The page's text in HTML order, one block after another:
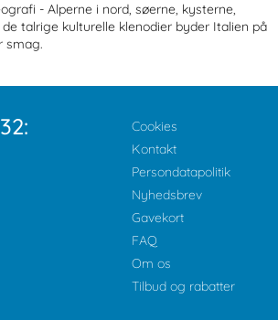
- Alperne i nord, søerne, kysterne,
talrige kulturelle klenodier byder Italien på
smag.
Cookies
Kontakt
Persondatapolitik
Nyhedsbrev
Gavekort
FAQ
Om os
Tilbud og rabatter